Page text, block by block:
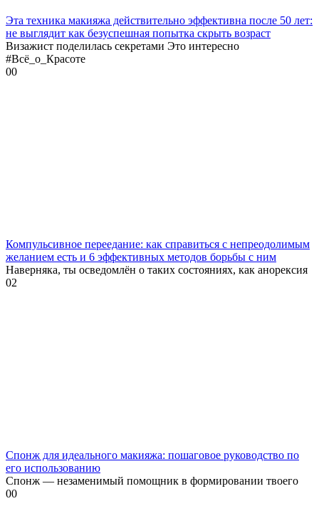
Эта техника макияжа действительно эффективна после 50 лет:
не выглядит как безуспешная попытка скрыть возраст
Визажист поделилась секретами Это интересно
#Всё_о_Красоте
00
Компульсивное переедание: как справиться с непреодолимым
желанием есть и 6 эффективных методов борьбы с ним
Наверняка, ты осведомлён о таких состояниях, как анорексия
02
Спонж для идеального макияжа: пошаговое руководство по
его использованию
Спонж — незаменимый помощник в формировании твоего
00